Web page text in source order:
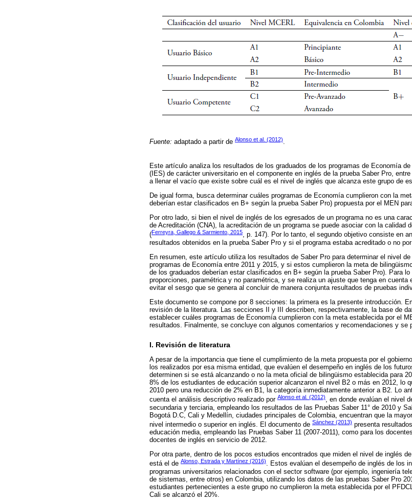
Fuente: adaptado a partir de Alonso et al. (2012).
Este artículo analiza los resultados de los graduados de los programas de Economía
(IES) de carácter universitario en el componente en inglés de la prueba Saber Pro,
a llenar el vacío que existe sobre cuál es el nivel de inglés que alcanza este grupo de
De igual forma, busca determinar cuáles programas de Economía cumplieron con la
deberían estar clasificados en B+ según la prueba Saber Pro) propuesta por el MEN
Por otro lado, si bien el nivel de inglés de los egresados de un programa no es una
de Acreditación (CNA), la acreditación de un programa se puede asociar con la calidad
(Ferreyra, Gallego & Sarmiento, 2015, p. 147). Por lo tanto, el segundo objetivo consiste en
resultados obtenidos en la prueba Saber Pro y si el programa estaba acreditado o no por
En resumen, este artículo utiliza los resultados de Saber Pro para determinar el nivel
programas de Economía entre 2011 y 2015, y si estos cumplieron la meta de
de los graduados deberían estar clasificados en B+ según la prueba Saber Pro). Para
proporciones, paramétrica y no paramétrica, y se realiza un ajuste que tenga en cuenta
evitar el sesgo que se genera al concluir de manera conjunta resultados de pruebas
Este documento se compone por 8 secciones: la primera es la presente introducción.
revisión de la literatura. Las secciones II y III describen, respectivamente, la base de
establecer cuáles programas de Economía cumplieron con la meta establecida por el
resultados. Finalmente, se concluye con algunos comentarios y recomendaciones y se
I. Revisión de literatura
A pesar de la importancia que tiene el cumplimiento de la meta propuesta por el
los realizados por esa misma entidad, que evalúen el desempeño en inglés de los
determinen si se está alcanzando o no la meta oficial de bilingüismo establecida para
8% de los estudiantes de educación superior alcanzaron el nivel B2 o más en 2012, lo
2010 pero una reducción de 2% en B1, la categoría inmediatamente anterior a B2. Lo
cuenta el análisis descriptivo realizado por Alonso et al. (2012), en donde evalúan el nivel
secundaria y terciaria, empleando los resultados de las Pruebas Saber 11° de 2010 y
Bogotá D.C, Cali y Medellín, ciudades principales de Colombia, encuentran que la
nivel intermedio o superior en inglés. El documento de Sánchez (2013) presenta
educación media, empleando las Pruebas Saber 11 (2007-2011), como para los
docentes de inglés en servicio de 2012.
Por otra parte, dentro de los pocos estudios encontrados que miden el nivel de inglés
está el de Alonso, Estrada y Martínez (2016). Estos evalúan el desempeño de inglés de los
programas universitarios relacionados con el sector software (por ejemplo, ingeniería
de sistemas, entre otros) en Colombia, utilizando los datos de las pruebas Saber Pro
estudiantes pertenecientes a este grupo no cumplieron la meta establecida por el
Cali se alcanzó el 20%.